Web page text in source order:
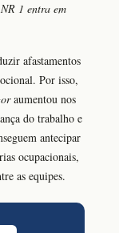
1 entra em
afastamentos
Por isso,
aumentou nos
do trabalho e
antecipar
ocupacionais,
as equipes.